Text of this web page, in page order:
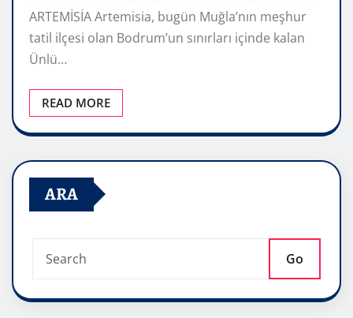
ARTEMİSİA Artemisia, bugün Muğla’nın meşhur
tatil ilçesi olan Bodrum’un sınırları içinde kalan
Ünlü…
READ MORE
ARA
Go